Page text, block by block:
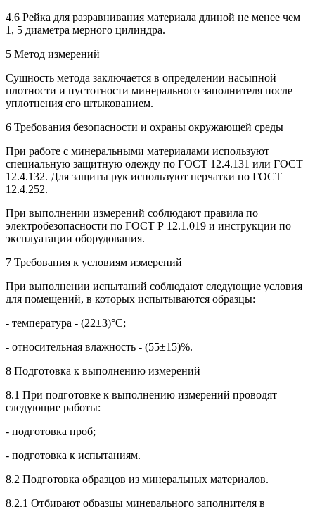
4.6 Рейка для разравнивания материала длиной не менее чем
1, 5 диаметра мерного цилиндра.
5 Метод измерений
Сущность метода заключается в определении насыпной
плотности и пустотности минерального заполнителя после
уплотнения его штыкованием.
6 Требования безопасности и охраны окружающей среды
При работе с минеральными материалами используют
специальную защитную одежду по ГОСТ 12.4.131 или ГОСТ
12.4.132. Для защиты рук используют перчатки по ГОСТ
12.4.252.
При выполнении измерений соблюдают правила по
электробезопасности по ГОСТ Р 12.1.019 и инструкции по
эксплуатации оборудования.
7 Требования к условиям измерений
При выполнении испытаний соблюдают следующие условия
для помещений, в которых испытываются образцы:
- температура - (22±3)°С;
- относительная влажность - (55±15)%.
8 Подготовка к выполнению измерений
8.1 При подготовке к выполнению измерений проводят
следующие работы:
- подготовка проб;
- подготовка к испытаниям.
8.2 Подготовка образцов из минеральных материалов.
8.2.1 Отбирают образцы минерального заполнителя в